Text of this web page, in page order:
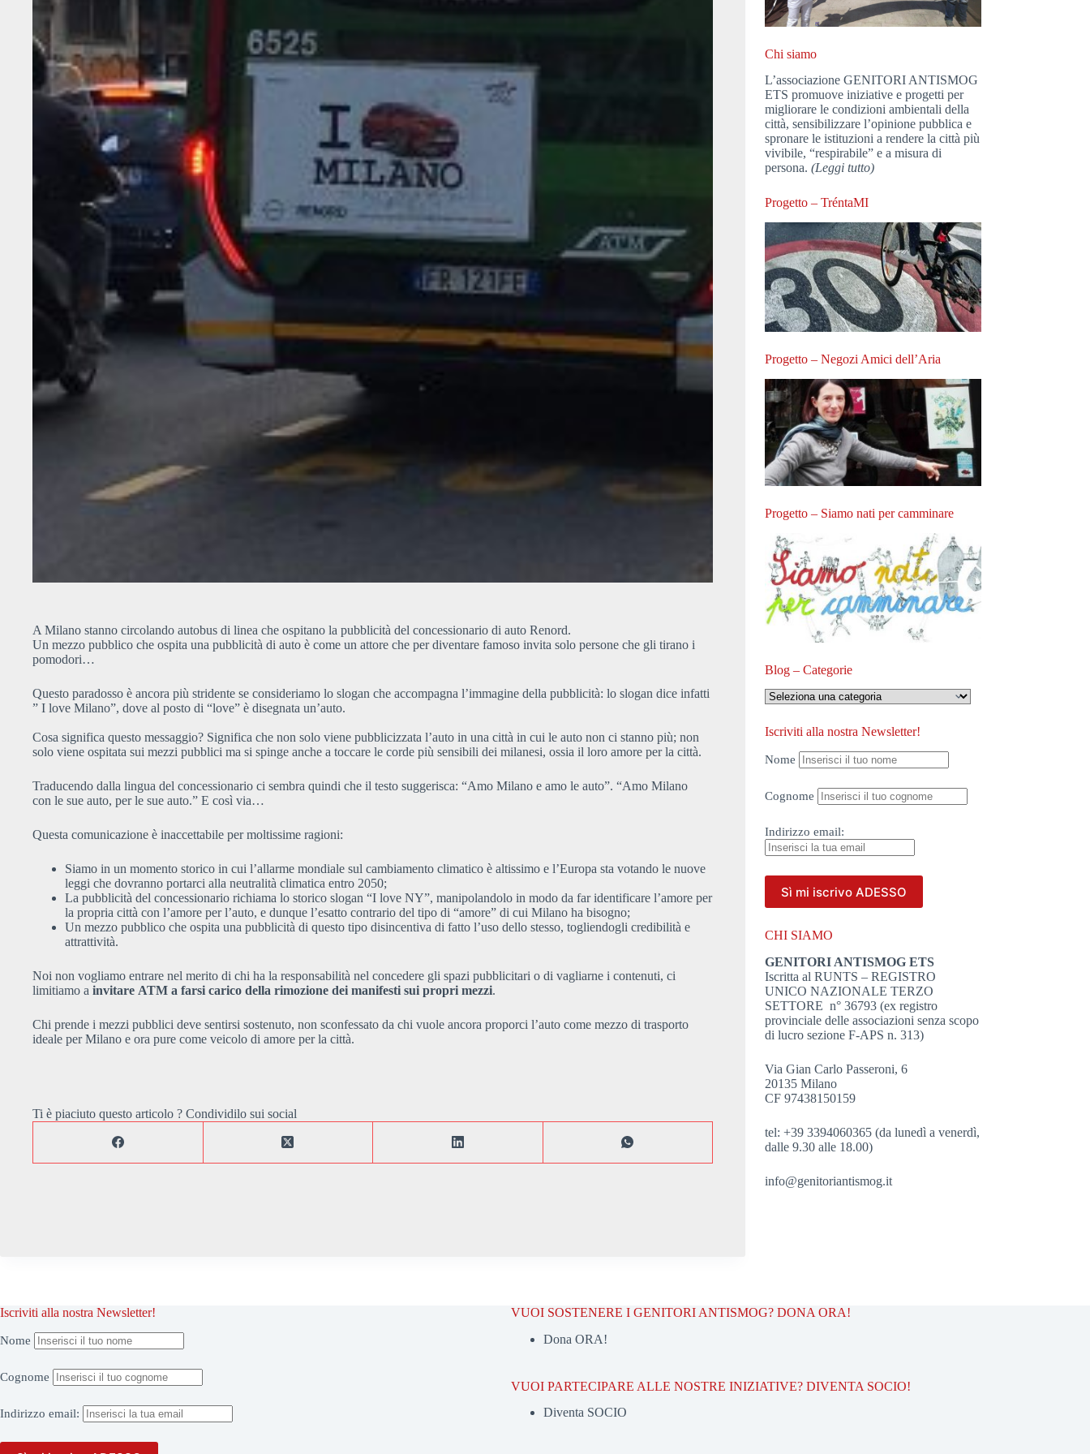
A Milano stanno circolando autobus di linea che ospitano la pubblicità del concessionario di auto Renord.
Un mezzo pubblico che ospita una pubblicità di auto è come un attore che per diventare famoso invita solo persone che gli tirano i
pomodori…
Questo paradosso è ancora più stridente se consideriamo lo slogan che accompagna l’immagine della pubblicità: lo slogan dice infatti
” I love Milano”, dove al posto di “love” è disegnata un’auto.
Cosa significa questo messaggio? Significa che non solo viene pubblicizzata l’auto in una città in cui le auto non ci stanno più; non
solo viene ospitata sui mezzi pubblici ma si spinge anche a toccare le corde più sensibili dei milanesi, ossia il loro amore per la città.
Traducendo dalla lingua del concessionario ci sembra quindi che il testo suggerisca: “Amo Milano e amo le auto”. “Amo Milano
con le sue auto, per le sue auto.” E così via…
Questa comunicazione è inaccettabile per moltissime ragioni:
Siamo in un momento storico in cui l’allarme mondiale sul cambiamento climatico è altissimo e l’Europa sta votando le nuove
leggi che dovranno portarci alla neutralità climatica entro 2050;
La pubblicità del concessionario richiama lo storico slogan “I love NY”, manipolandolo in modo da far identificare l’amore per
la propria città con l’amore per l’auto, e dunque l’esatto contrario del tipo di “amore” di cui Milano ha bisogno;
Un mezzo pubblico che ospita una pubblicità di questo tipo disincentiva di fatto l’uso dello stesso, togliendogli credibilità e
attrattività.
Noi non vogliamo entrare nel merito di chi ha la responsabilità nel concedere gli spazi pubblicitari o di vagliarne i contenuti, ci
limitiamo a invitare ATM a farsi carico della rimozione dei manifesti sui propri mezzi.
Chi prende i mezzi pubblici deve sentirsi sostenuto, non sconfessato da chi vuole ancora proporci l’auto come mezzo di trasporto
ideale per Milano e ora pure come veicolo di amore per la città.
Ti è piaciuto questo articolo ? Condividilo sui social
Chi siamo
L’associazione GENITORI ANTISMOG
ETS promuove iniziative e progetti per
migliorare le condizioni ambientali della
città, sensibilizzare l’opinione pubblica e
spronare le istituzioni a rendere la città più
vivibile, “respirabile” e a misura di
persona.(Leggi tutto)
Progetto – TréntaMI
Progetto – Negozi Amici dell’Aria
Progetto – Siamo nati per camminare
Blog – Categorie
Blog
–
Iscriviti alla nostra Newsletter!
Nome
Cognome
Indirizzo email:
CHI SIAMO
GENITORI ANTISMOG ETS
Iscritta al RUNTS – REGISTRO
UNICO NAZIONALE TERZO
SETTORE n° 36793 (ex registro
provinciale delle associazioni senza scopo
di lucro sezione F-APS n. 313)
Via Gian Carlo Passeroni, 6
20135 Milano
CF 97438150159
tel: +39 3394060365 (da lunedì a venerdì,
dalle 9.30 alle 18.00)
info@genitoriantismog.it
Iscriviti alla nostra Newsletter!
Nome
Cognome
Indirizzo email:
VUOI SOSTENERE I GENITORI ANTISMOG? DONA ORA!
Dona ORA!
VUOI PARTECIPARE ALLE NOSTRE INIZIATIVE? DIVENTA SOCIO!
Diventa SOCIO